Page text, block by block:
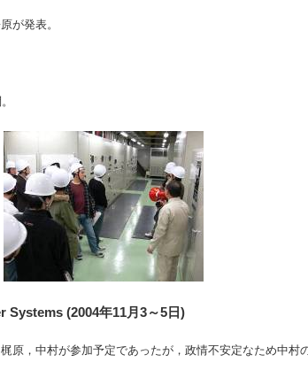
が発表。
(2004年11月3～5日)
原，中村が参加予定であったが，政情不安定なため中村